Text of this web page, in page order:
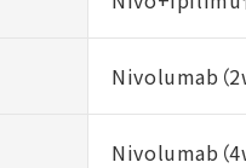
Nivolumab（
Nivolumab（